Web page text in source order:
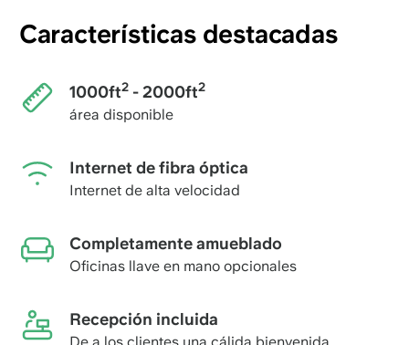
Características destacadas
1000ft2- 2000ft2
área disponible
Internet de fibra óptica
Internet de alta velocidad
Completamente amueblado
Oficinas llave en mano opcionales
Recepción incluida